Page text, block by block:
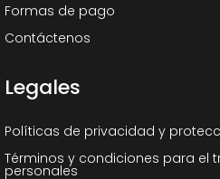
Formas de pago
Contáctenos
Legales
Políticas de privacidad y
Términos y condiciones para el
personales